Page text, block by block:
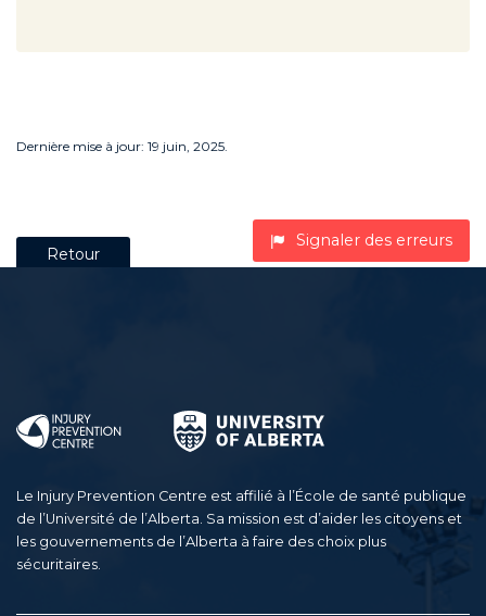
Dernière mise à jour: 19 juin, 2025.
Retour
Signaler des erreurs
Le Injury Prevention Centre est affilié à l’École de santé publique
de l’Université de l’Alberta. Sa mission est d’aider les citoyens et
les gouvernements de l’Alberta à faire des choix plus
sécuritaires.